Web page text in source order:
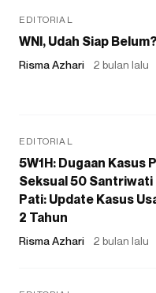
EDITORIAL
WNI, Udah Siap Belum?
Risma Azhari 2 bulan lalu
EDITORIAL
5W1H: Dugaan Kasus
Seksual 50
Pati: Update Kasus
2 Tahun
Risma Azhari 2 bulan lalu